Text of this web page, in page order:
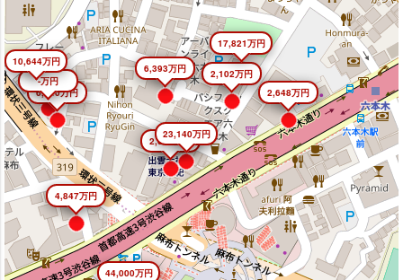
44,000万円
2,645万円
23,140万円
4,847万円
2,102万円
2,648万円
6,393万円
17,821万円
6,640万円
-万円
10,644万円